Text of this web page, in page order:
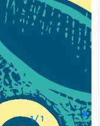
1/1